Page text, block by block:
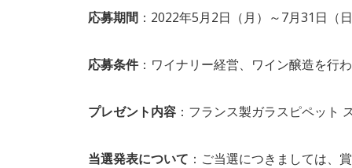
応募期間 ：2022年5月2日（月）～7月31日（
応募条件：ワイナリー経営、ワイン醸造を行
プレゼント内容 ：フランス製ガラスピペッ
当選発表について ：ご当選につきましては、